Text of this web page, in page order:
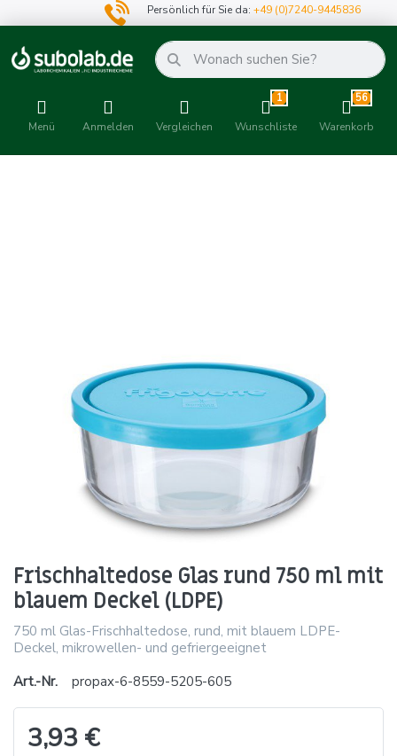
Persönlich für Sie da:+49 (0)7240-9445836
Menü Anmelden Vergleichen
1
Wunschliste
56
Warenkorb
Frischhaltedose Glas rund 750 ml mit
blauem Deckel (LDPE)
750 ml Glas-Frischhaltedose, rund, mit blauem LDPE-
Deckel, mikrowellen- und gefriergeeignet
Art.-Nr.
propax-6-8559-5205-605
3,93 €